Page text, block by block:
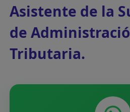
Asistente de la
de
Tributaria.